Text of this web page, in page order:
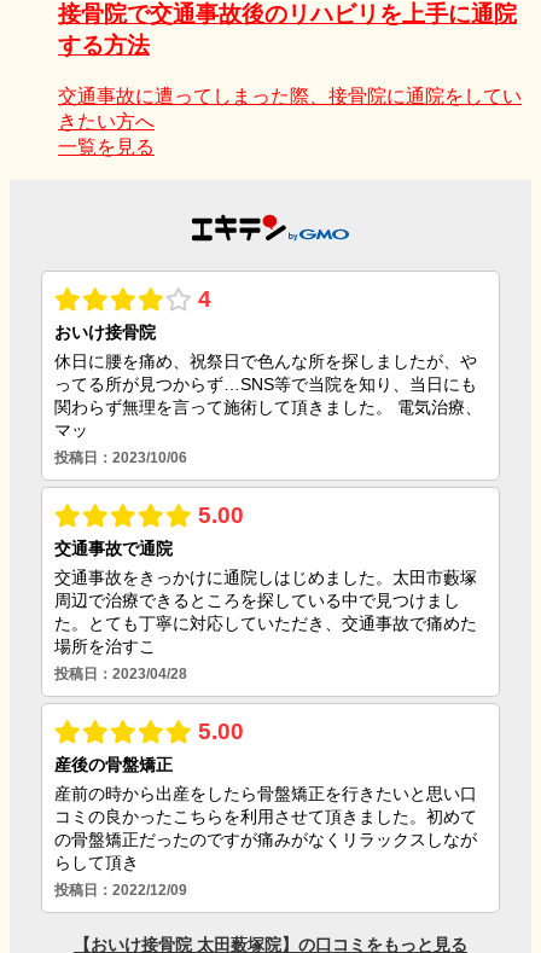
接骨院で交通事故後のリハビリを上手に通院
する方法
交通事故に遭ってしまった際、接骨院に通院をしてい
きたい方へ
一覧を見る